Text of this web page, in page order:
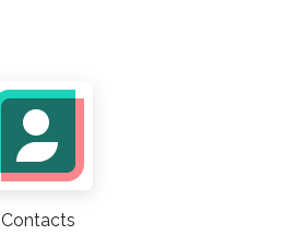
Contacts